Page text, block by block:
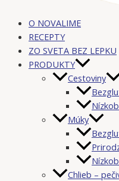
O NOVALIME
RECEPTY
ZO SVETA BEZ LEPKU
PRODUKTY
Cestoviny
Múky
Chlieb –